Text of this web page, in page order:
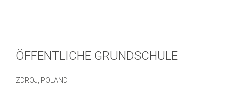
ÖFFENTLICHE GRUNDSCHULE
ZDROJ, POLAND